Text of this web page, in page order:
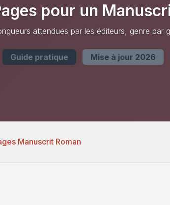
pour un
attendues par les éditeurs, genre par
Guide pratique Mise à jour 2026
Manuscrit Roman